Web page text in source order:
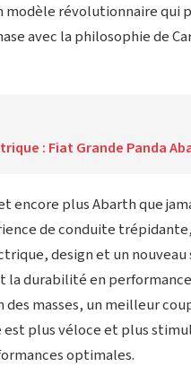
modèle révolutionnaire qui
avec la philosophie de
: Fiat Grande Panda
encore plus Abarth que
de conduite
design et un nouveau
durabilité en
masses, un meilleur
plus véloce et plus
optimales.